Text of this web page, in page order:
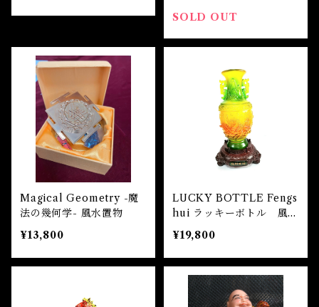
SOLD OUT
Magical Geometry -魔
法の幾何学- 風水置物
¥13,800
LUCKY BOTTLE Fengs
hui ラッキーボトル 風水
置物
¥19,800